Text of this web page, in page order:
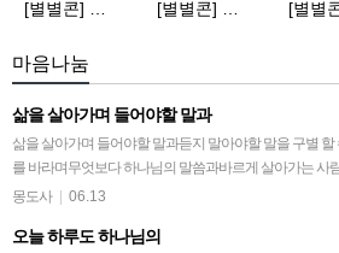
마음나눔
삶을 살아가며 들어야할 말과
삶을 살아가며 들어야할 말과듣지 말아야할 말을 구별 할
를 바라며무엇보다 하나님의 말씀과바르게 살아가는 사
이 생겨지지 않고언제나 겸손히 들어야할 하나님 말…
몽도사 06.13
오늘 하루도 하나님의